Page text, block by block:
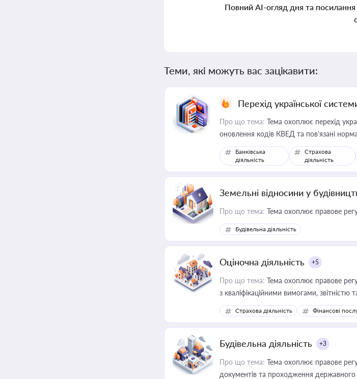
Повний AI-огляд дня та посилання
Теми, які можуть вас зацікавити:
Перехід української
Про що тема: Тема охоплює перехід
оновлення кодів КВЕД та пов'язані
Банківська
діяльність
Страхова
діяльність
Земельні відносини у
Про що тема: Тема охоплює правове
Будівельна діяльність
Оціночна діяльність +5
Про що тема: Тема охоплює правове
з кваліфікаційними вимогами, звітністю
медійних змін у цій сфері корисне для
приватизації, оренди державного майна,
Страхова діяльність Фінансові
Будівельна діяльність +3
Про що тема: Тема охоплює правове
документів та проходження